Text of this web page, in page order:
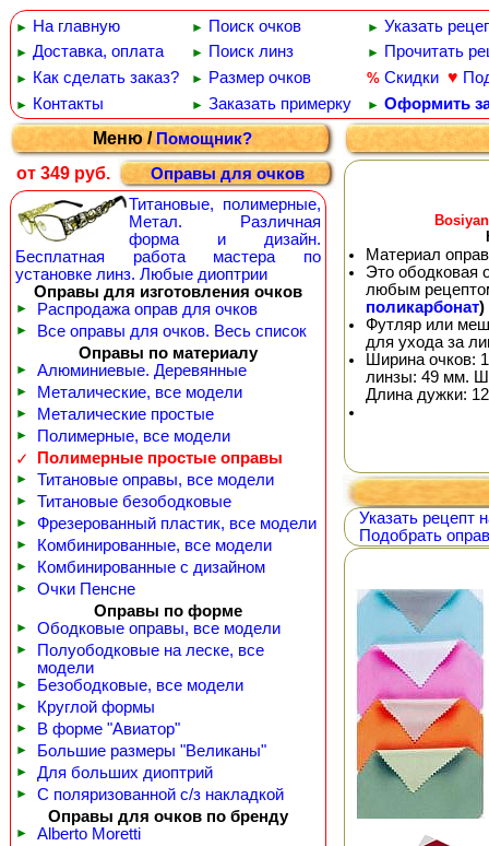
► На главную ► Поиск очков ► Указать
► Доставка, оплата ► Поиск линз ► Прочитать
► Как сделать заказ? ► Размер очков % Скидки ♥
► Контакты ► Заказать примерку ► Оформить
Меню /Помощник?
от 349 руб.
Оправы для очков
Титановые, полимерные,
Метал. Различная
форма и дизайн.
Бесплатная работа мастера по
установке линз. Любые диоптрии
Оправы для изготовления очков
► Распродажа оправ для очков
►
Все оправы для очков. Весь список
Оправы по материалу
► Алюминиевые. Деревянные
► Металические, все модели
► Металические простые
►
Полимерные, все модели
✓
Полимерные простые оправы
► Титановые оправы, все модели
► Титановые безободковые
► Фрезерованный пластик, все модели
► Комбинированные, все модели
► Комбинированные с дизайном
►
Очки Пенсне
Оправы по форме
► Ободковые оправы, все модели
►
Полуободковые на леске, все
модели
► Безободковые, все модели
► Круглой формы
► В форме "Авиатор"
► Большие размеры "Великаны"
► Для больших диоптрий
►
С поляризованной с/з накладкой
Оправы для очков по бренду
► Alberto Moretti
Материал
Это ободковая
любым
поликарбонат)
Футляр или
для ухода за
Ширина очков:
линзы: 49 мм.
Длина дужки:
Указать рецепт
Подобрать